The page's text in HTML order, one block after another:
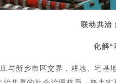
联动共治
化解“
与新乡市区交界，耕地、宅